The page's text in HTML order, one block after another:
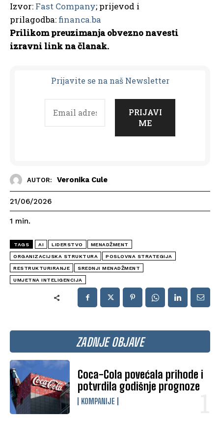
ZADNJE OBJAVE
Coca-Cola povećala prihode i
potvrdila godišnje prognoze
KOMPANIJE
Izvor: Fast Company; prijevod i
prilagodba: financa.ba
Prilikom preuzimanja obvezno navesti
izravni link na članak.
Prijavite se na naš Newsletter
AUTOR: Veronika Cule
21/06/2026
1 min.
TAGS AI LIDERSTVO MENADŽMENT
ORGANIZACIJSKA STRUKTURA POSLOVNA STRATEGIJA
RESTRUKTURIRANJE SREDNJI MENADŽMENT
UMJETNA INTELIGENCIJA